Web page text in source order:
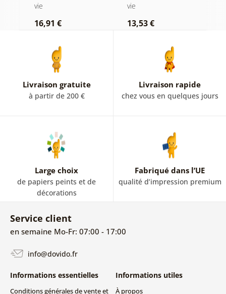
vie
16,91 €
vie
13,53 €
Livraison gratuite
à partir de 200 €
Livraison rapide
chez vous en quelques jours
Large choix
de papiers peints et de
décorations
Fabriqué dans l’UE
qualité d’impression premium
Service client
en semaine Mo-Fr: 07:00 - 17:00
info@dovido.fr
Informations essentielles
Conditions générales de vente et
Informations utiles
À propos